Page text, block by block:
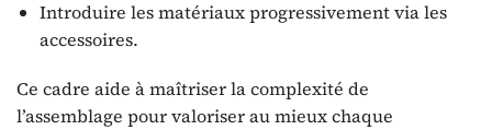
Introduire les matériaux progressivement via les
accessoires.
Ce cadre aide à maîtriser la complexité de
l’assemblage pour valoriser au mieux chaque